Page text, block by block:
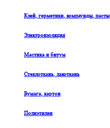
Клей, герметики, компаунды, пасты
Электроизоляция
Мастика и битум
Стеклоткань, лакоткань
Бумага, картон
Полиэтилен